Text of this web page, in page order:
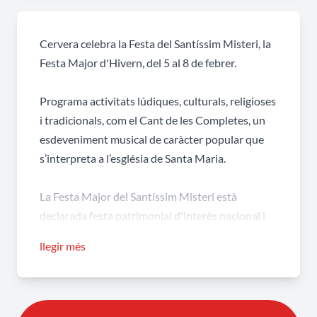
Cervera celebra la Festa del Santíssim Misteri, la
Festa Major d'Hivern, del 5 al 8 de febrer.
Programa activitats lúdiques, culturals, religioses
i tradicionals, com el Cant de les Completes, un
esdeveniment musical de caràcter popular que
s’interpreta a l’església de Santa Maria.
La Festa Major del Santíssim Misteri està
declarada festa patrimonial d'interès nacional i
Catalunya.
llegir més